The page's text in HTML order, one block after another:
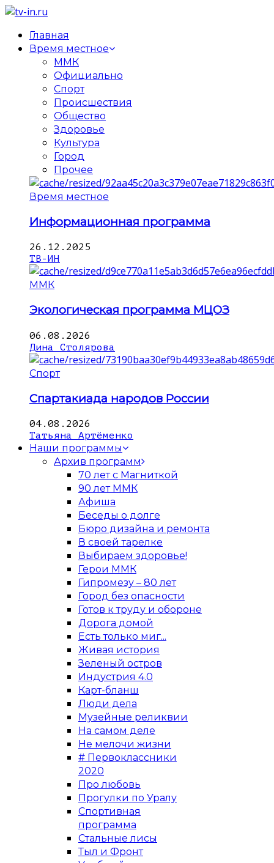
Главная
Время местное
ММК
Официально
Спорт
Происшествия
Общество
Здоровье
Культура
Город
Прочее
Время местное
Информационная программа
26.12.2025
ТВ-ИН
ММК
Экологическая программа МЦОЗ
06.08.2026
Дина Столярова
Спорт
Спартакиада народов России
04.08.2026
Татьяна Артёменко
Наши программы
Архив программ
70 лет с Магниткой
90 лет ММК
Афиша
Беседы о долге
Бюро дизайна и ремонта
В своей тарелке
Выбираем здоровье!
Герои ММК
Гипромезу – 80 лет
Город без опасности
Готов к труду и обороне
Дорога домой
Есть только миг...
Живая история
Зеленый остров
Индустрия 4.0
Карт-бланш
Люди дела
Музейные реликвии
На самом деле
Не мелочи жизни
# Первоклассники
2020
Про любовь
Прогулки по Уралу
Спортивная
программа
Стальные лисы
Тыл и Фронт